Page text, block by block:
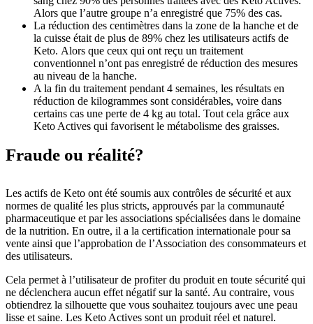
Alors que l’autre groupe n’a enregistré que 75% des cas.
La réduction des centimètres dans la zone de la hanche et de
la cuisse était de plus de 89% chez les utilisateurs actifs de
Keto. Alors que ceux qui ont reçu un traitement
conventionnel n’ont pas enregistré de réduction des mesures
au niveau de la hanche.
A la fin du traitement pendant 4 semaines, les résultats en
réduction de kilogrammes sont considérables, voire dans
certains cas une perte de 4 kg au total. Tout cela grâce aux
Keto Actives qui favorisent le métabolisme des graisses.
Fraude ou réalité?
Les actifs de Keto ont été soumis aux contrôles de sécurité et aux
normes de qualité les plus stricts, approuvés par la communauté
pharmaceutique et par les associations spécialisées dans le domaine
de la nutrition. En outre, il a la certification internationale pour sa
vente ainsi que l’approbation de l’Association des consommateurs et
des utilisateurs.
Cela permet à l’utilisateur de profiter du produit en toute sécurité qui
ne déclenchera aucun effet négatif sur la santé. Au contraire, vous
obtiendrez la silhouette que vous souhaitez toujours avec une peau
lisse et saine. Les Keto Actives sont un produit réel et naturel.